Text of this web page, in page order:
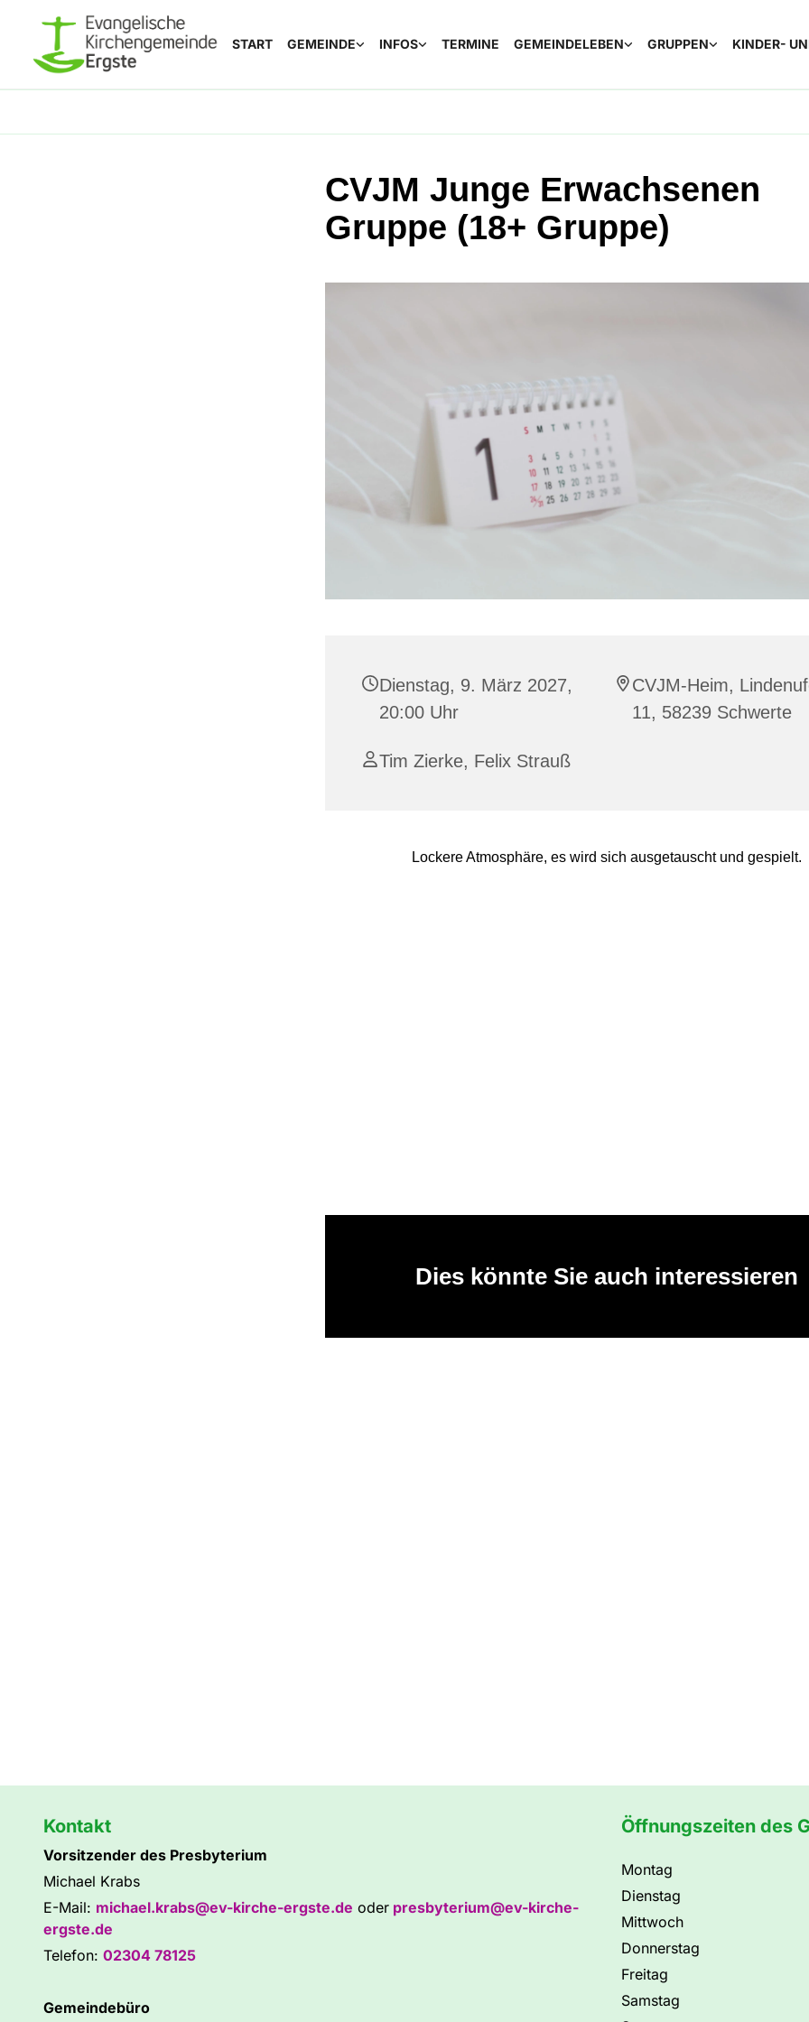
START GEMEINDE INFOS TERMINE GEMEINDELEBEN GRUPPEN KINDER-
CVJM Junge Erwachsenen
Gruppe (18+ Gruppe)
Dienstag, 9. März 2027,
20:00 Uhr
CVJM-Heim,
11, 58239 Schwerte
Tim Zierke, Felix Strauß
Lockere Atmosphäre, es wird sich ausgetauscht und gespielt.
Dies könnte Sie auch interessieren
Kontakt
Vorsitzender des Presbyterium
Michael Krabs
E-Mail: michael.krabs@ev-kirche-ergste.de oder presbyterium@ev-kirche-
ergste.de
Telefon: 02304 78125
Gemeindebüro
Öffnungszeiten des
Montag
Dienstag
Mittwoch
Donnerstag
Freitag
Samstag